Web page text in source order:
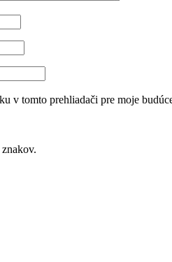
v tomto prehliadači pre moje